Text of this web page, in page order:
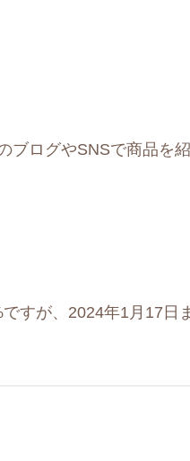
ブログやSNSで商品を
すが、2024年1月17日